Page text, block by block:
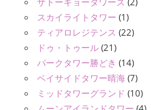
スカイライトタワー (1)
ティアロレジテンス (22)
ドゥ・トゥール (21)
パークタワー勝どき (14)
ベイサイドタワー晴海 (7)
ミッドタワーグランド (10)